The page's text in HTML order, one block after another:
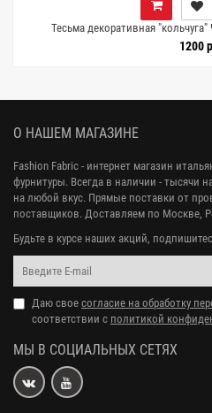
Тесьма декоративная "кольчуга"
1200
О НАШЕМ МАГАЗИНЕ
Fashion Fabric - интернет магазин
фурнитуры. Всегда в наличии - тысячи
на любой вкус. Прямые поставки от
поставщиков. Доставляем по Москве,
Будьте в курсе наших акций,
Даю свое согласие на обработку
соответствии с политикой
МЫ В СОЦИАЛЬНЫХ СЕТЯХ